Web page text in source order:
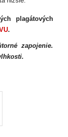
plagátových
.
zapojenie.